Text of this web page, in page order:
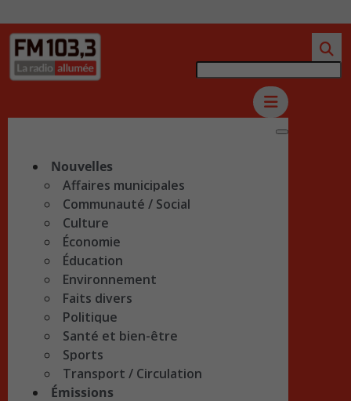
Nouvelles
Affaires municipales
Communauté / Social
Culture
Économie
Éducation
Environnement
Faits divers
Politique
Santé et bien-être
Sports
Transport / Circulation
Émissions